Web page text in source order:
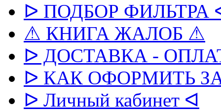
ᐅ ПОДБОР ФИЛЬТРА
⚠ КНИГА ЖАЛОБ ⚠
ᐅ ДОСТАВКА -
ᐅ КАК ОФОРМИТЬ
ᐅ Личный кабинет ᐊ